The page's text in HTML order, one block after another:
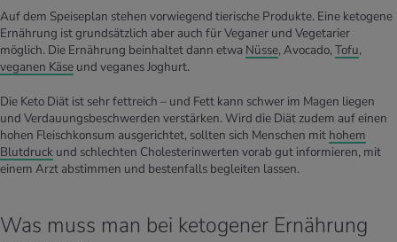
Auf dem Speiseplan stehen vorwiegend tierische Produkte. Eine ketogene
Ernährung ist grundsätzlich aber auch für Veganer und Vegetarier
möglich. Die Ernährung beinhaltet dann etwa Nüsse, Avocado, Tofu,
veganen Käse und veganes Joghurt.
Die Keto Diät ist sehr fettreich – und Fett kann schwer im Magen liegen
und Verdauungsbeschwerden verstärken. Wird die Diät zudem auf einen
hohen Fleischkonsum ausgerichtet, sollten sich Menschen mit hohem
Blutdruck und schlechten Cholesterinwerten vorab gut informieren, mit
einem Arzt abstimmen und bestenfalls begleiten lassen.
Was muss man bei ketogener Ernährung